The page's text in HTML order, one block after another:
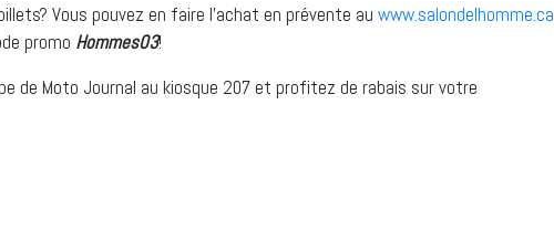
Vous pouvez en faire l’achat en prévente au www.salondelhomme.ca
promo Hommes03!
de Moto Journal au kiosque 207 et profitez de rabais sur votre